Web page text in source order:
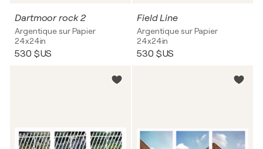
Dartmoor rock 2
Argentique sur Papier
24x24in
530 $US
Field Line
Argentique sur Papier
24x24in
530 $US